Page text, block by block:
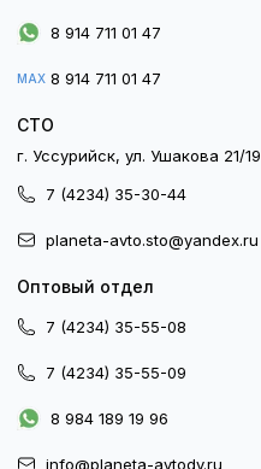
8 914 711 01 47
MAX 8 914 711 01 47
СТО
г. Уссурийск, ул. Ушакова 21/19
7 (4234) 35-30-44
planeta-avto.sto@yandex.ru
Оптовый отдел
7 (4234) 35-55-08
7 (4234) 35-55-09
8 984 189 19 96
info@planeta-avtodv.ru